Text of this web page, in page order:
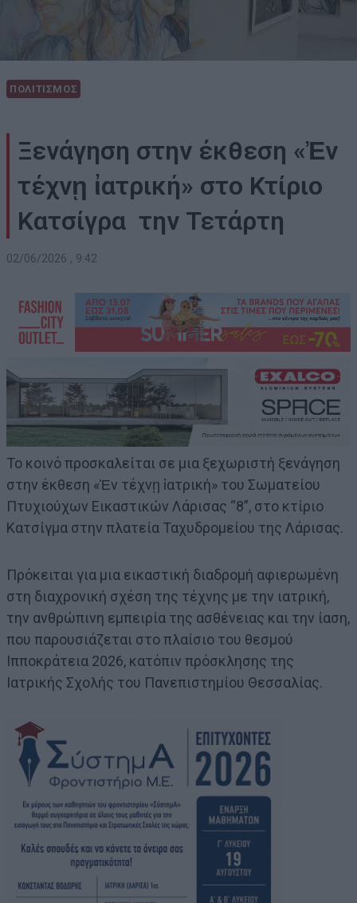
ΠΟΛΙΤΙΣΜΟΣ
Ξενάγηση στην έκθεση «Ἐν
τέχνῃ ἰατρική» στο Κτίριο
Κατσίγρα την Τετάρτη
02/06/2026 , 9:42
Το κοινό προσκαλείται σε μια ξεχωριστή ξενάγηση
στην έκθεση «Ἐν τέχνῃ ἰατρική» του Σωματείου
Πτυχιούχων Εικαστικών Λάρισας “8”, στο κτίριο
Κατσίγμα στην πλατεία Ταχυδρομείου της Λάρισας.
Πρόκειται για μια εικαστική διαδρομή αφιερωμένη
στη διαχρονική σχέση της τέχνης με την ιατρική,
την ανθρώπινη εμπειρία της ασθένειας και την ίαση,
που παρουσιάζεται στο πλαίσιο του θεσμού
Ιπποκράτεια 2026, κατόπιν πρόσκλησης της
Ιατρικής Σχολής του Πανεπιστημίου Θεσσαλίας.